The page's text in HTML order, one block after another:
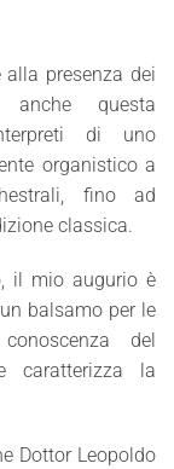
presenza dei
anche questa
di uno
organistico a
fino ad
classica.
il mio augurio è
balsamo per le
del
caratterizza la
Dottor Leopoldo